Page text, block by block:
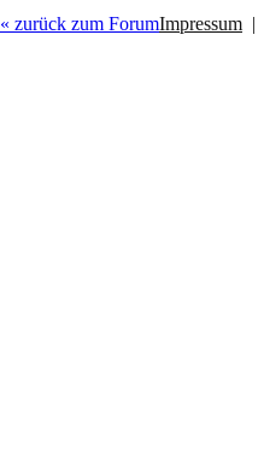
« zurück zum ForumImpressum |